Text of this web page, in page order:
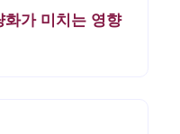
가 미치는 영향